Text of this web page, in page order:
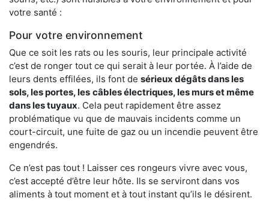
votre santé :
Pour votre environnement
Que ce soit les rats ou les souris, leur principale activité
c’est de ronger tout ce qui serait à leur portée. À l’aide de
leurs dents effilées, ils font de sérieux dégâts dans les
sols, les portes, les câbles électriques, les murs et même
dans les tuyaux. Cela peut rapidement être assez
problématique vu que de mauvais incidents comme un
court-circuit, une fuite de gaz ou un incendie peuvent être
engendrés.
Ce n’est pas tout ! Laisser ces rongeurs vivre avec vous,
c’est accepté d’être leur hôte. Ils se serviront dans vos
aliments à tout moment et à tout instant qu’ils le désirent.